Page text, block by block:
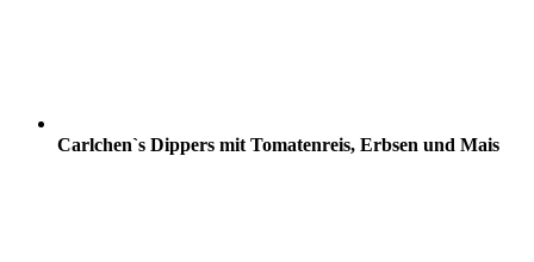
Carlchen`s Dippers mit Tomatenreis, Erbsen und Mais